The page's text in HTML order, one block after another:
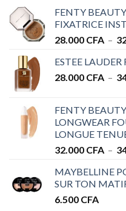
FENTY
FIXATRICE
28.000 CFA –
ESTEE
28.000 CFA –
FENTY
LONGWEAR
LONGUE
32.000 CFA –
MAYBELLINE
SUR TON
6.500 CFA